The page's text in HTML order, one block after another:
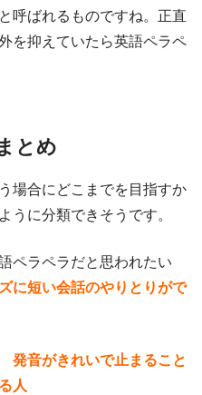
呼ばれるものですね。正直
を抑えていたら英語ペラペ
とめ
場合にどこまでを目指すか
うに分類できそうです。
ペラペラだと思われたい
に短い会話のやりとりがで
発音がきれいで止まること
人